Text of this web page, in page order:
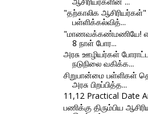
"தற்காலிக
பள்ளிக்கல்வித்...
"மாணவக்கண்மணியே!
8 நாள் போர...
அரசு ஊழியர்கள்
நடுநிலை வகிக்க...
சிறுபான்மை பள்ளிகள்
அரசு பிறப்பித்த...
11,12 Practical Date
பணிக்கு திரும்பிய